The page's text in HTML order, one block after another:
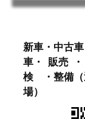
新車・中古
車・ 販売
検 ・整備（
場）